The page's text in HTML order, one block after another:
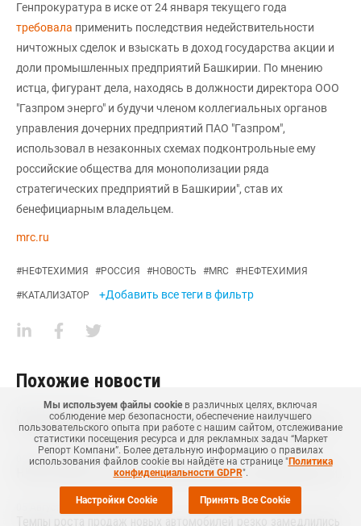
Генпрокуратура в иске от 24 января текущего года
требовала применить последствия недействительности
ничтожных сделок и взыскать в доход государства акции и
доли промышленных предприятий Башкирии. По мнению
истца, фигурант дела, находясь в должности директора ООО
"Газпром энерго" и будучи членом коллегиальных органов
управления дочерних предприятий ПАО "Газпром",
использовал в незаконных схемах подконтрольные ему
российские общества для монополизации ряда
стратегических предприятий в Башкирии", став их
бенефициарным владельцем.
mrc.ru
#НЕФТЕХИМИЯ #РОССИЯ #НОВОСТЬ #MRC #НЕФТЕХИМИЯ
#КАТАЛИЗАТОР +Добавить все теги в фильтр
Похожие новости
06 Августа,2026
Удмуртский производитель вспененного полиэтилена нарастит выпуск на 15%
05 Августа,2026
Мы используем файлы cookieв различных целях, включая
соблюдение мер безопасности, обеспечение наилучшего
пользовательского опыта при работе с нашим сайтом, отслеживание
статистики посещения ресурса и для рекламных задач “Маркет
Репорт Компани”. Более детальную информацию о правилах
использования файлов cookie вы найдёте на странице "Политика
конфиденциальности GDPR".
Настройки Cookie Принять Все Cookie